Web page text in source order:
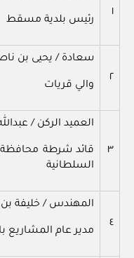
١
رئيس بلدية مسقط
٢
سعادة / يحيى بن
والي قريات
٣
العميد الركن /
قائد شرطة
السلطانية
٤
المهندس / خليفة
مدير عام المشاريع